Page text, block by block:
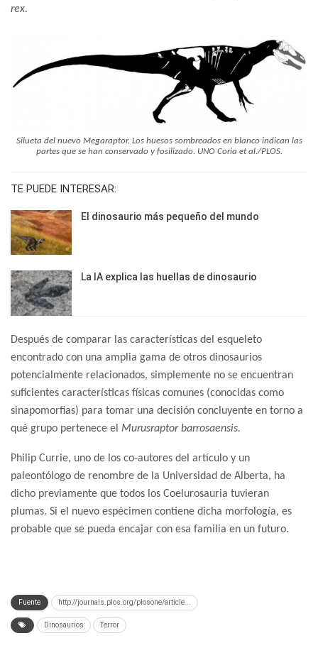
rex.
Silueta del nuevo Megaraptor. Los huesos sombreados en blanco indican las
partes que se han conservado y fosilizado. UNO Coria et al./PLOS.
TE PUEDE INTERESAR:
El dinosaurio más pequeño del mundo
La IA explica las huellas de dinosaurio
Después de comparar las características del esqueleto
encontrado con una amplia gama de otros dinosaurios
potencialmente relacionados, simplemente no se encuentran
suficientes características físicas comunes (conocidas como
sinapomorfias) para tomar una decisión concluyente en torno a
qué grupo pertenece el Murusraptor barrosaensis.
Philip Currie, uno de los co-autores del artículo y un
paleontólogo de renombre de la Universidad de Alberta, ha
dicho previamente que todos los Coelurosauria tuvieran
plumas. Si el nuevo espécimen contiene dicha morfología, es
probable que se pueda encajar con esa familia en un futuro.
Fuente http://journals.plos.org/plosone/article...
Dinosaurios Terror